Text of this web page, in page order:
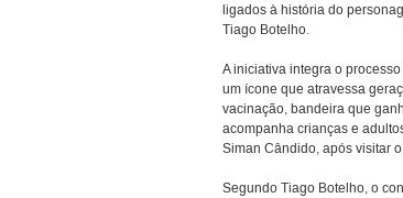
ligados à história do
Tiago Botelho.
A iniciativa integra o
um ícone que atravessa
vacinação, bandeira que
acompanha crianças e
Siman Cândido, após visitar
Segundo Tiago Botelho, o